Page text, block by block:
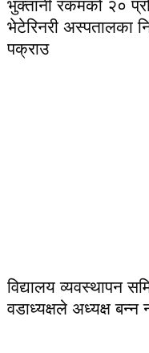
भुक्तानी रकमको २०
भेटेरिनरी अस्पतालका
पक्राउ
विद्यालय व्यवस्थापन
वडाध्यक्षले अध्यक्ष बन्न